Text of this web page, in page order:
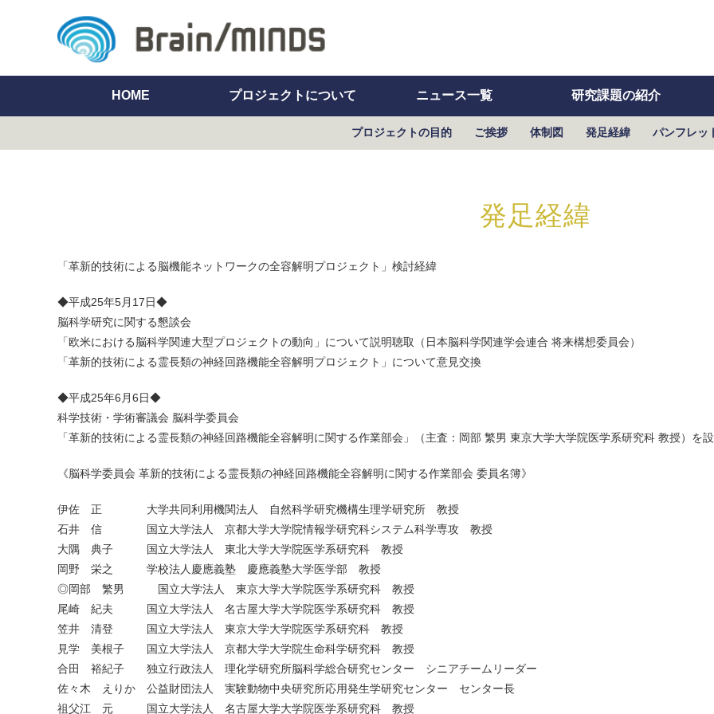
HOME プロジェクトについて ニュース一覧 研究課題の紹介
プロジェクトの目的 ご挨拶 体制図 発足経緯 パンフレッ
発足経緯
「革新的技術による脳機能ネットワークの全容解明プロジェクト」検討経緯
◆平成25年5月17日◆
脳科学研究に関する懇談会
「欧米における脳科学関連大型プロジェクトの動向」について説明聴取（日本脳科学関連学会連合 将来構想委員会）
「革新的技術による霊長類の神経回路機能全容解明プロジェクト」について意見交換
◆平成25年6月6日◆
科学技術・学術審議会 脳科学委員会
「革新的技術による霊長類の神経回路機能全容解明に関する作業部会」（主査：岡部 繁男 東京大学大学院医学系研究科 教授）を
《脳科学委員会 革新的技術による霊長類の神経回路機能全容解明に関する作業部会 委員名簿》
伊佐 正 大学共同利用機関法人 自然科学研究機構生理学研究所 教授
石井 信 国立大学法人 京都大学大学院情報学研究科システム科学専攻 教授
大隅 典子 国立大学法人 東北大学大学院医学系研究科 教授
岡野 栄之 学校法人慶應義塾 慶應義塾大学医学部 教授
◎岡部 繁男 国立大学法人 東京大学大学院医学系研究科 教授
尾崎 紀夫 国立大学法人 名古屋大学大学院医学系研究科 教授
笠井 清登 国立大学法人 東京大学大学院医学系研究科 教授
見学 美根子 国立大学法人 京都大学大学院生命科学研究科 教授
合田 裕紀子 独立行政法人 理化学研究所脳科学総合研究センター シニアチームリーダー
佐々木 えりか 公益財団法人 実験動物中央研究所応用発生学研究センター センター長
祖父江 元 国立大学法人 名古屋大学大学院医学系研究科 教授